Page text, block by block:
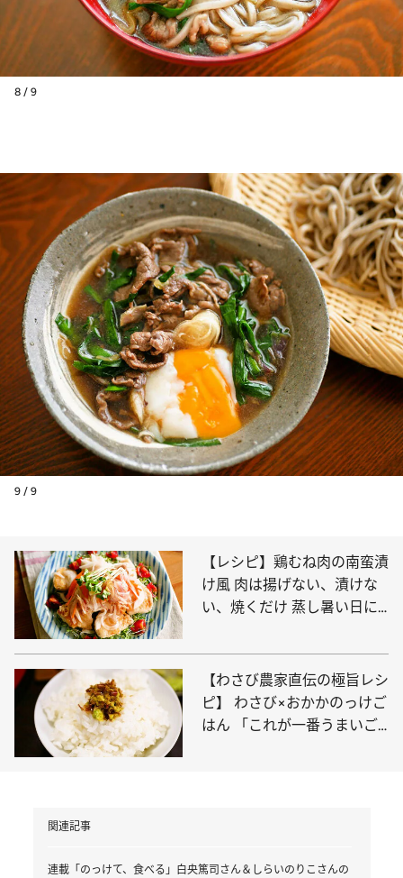
8 / 9
9 / 9
【レシピ】鶏むね肉の南蛮漬
け風 肉は揚げない、漬けな
い、焼くだけ 蒸し暑い日に
【わさび農家直伝の極旨レシ
ピ】 わさび×おかかのっけご
はん 「これが一番うまいご
関連記事
連載「のっけて、食べる」白央篤司さん＆しらいのりこさんの